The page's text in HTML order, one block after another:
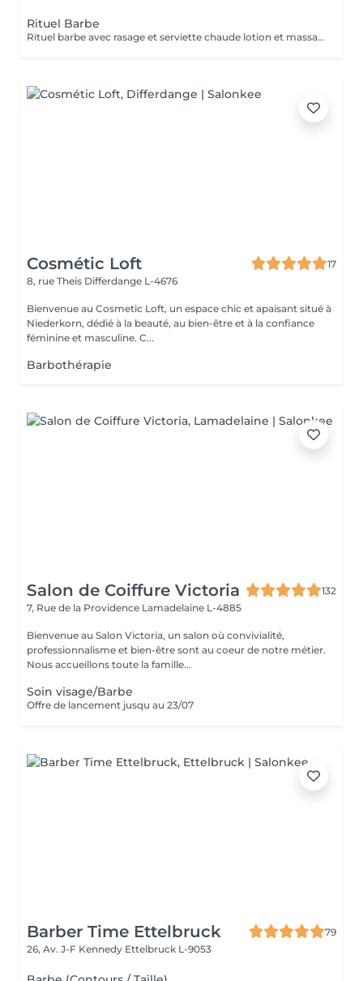
Rituel Barbe
Rituel barbe avec rasage et serviette chaude lotion et massage
Cosmétic Loft
17
8, rue Theis Differdange L-4676
Bienvenue au Cosmetic Loft, un espace chic et apaisant situé à
Niederkorn, dédié à la beauté, au bien-être et à la confiance
féminine et masculine. C...
Barbothérapie
Salon de Coiffure Victoria
132
7, Rue de la Providence Lamadelaine L-4885
Bienvenue au Salon Victoria, un salon où convivialité,
professionnalisme et bien-être sont au coeur de notre métier.
Nous accueillons toute la famille...
Soin visage/Barbe
Offre de lancement jusqu au 23/07
Barber Time Ettelbruck
79
26, Av. J-F Kennedy Ettelbruck L-9053